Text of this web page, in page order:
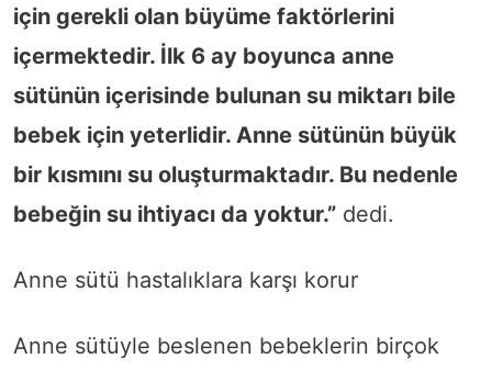
için gerekli olan büyüme faktörlerini
içermektedir. İlk 6 ay boyunca anne
sütünün içerisinde bulunan su miktarı bile
bebek için yeterlidir. Anne sütünün büyük
bir kısmını su oluşturmaktadır. Bu nedenle
bebeğin su ihtiyacı da yoktur.” dedi.
Anne sütü hastalıklara karşı korur
Anne sütüyle beslenen bebeklerin birçok